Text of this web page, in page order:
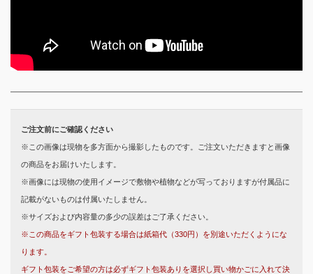
ご注文前にご確認ください
※この画像は現物を多方面から撮影したものです。ご注文いただきますと画像
の商品をお届けいたします。
※画像には現物の使用イメージで敷物や植物などが写っておりますが付属品に
記載がないものは付属いたしません。
※サイズおよび内容量の多少の誤差はご了承ください。
※この商品をギフト包装する場合は紙箱代（330円）を別途いただくようにな
ります。
ギフト包装をご希望の方は必ずギフト包装ありを選択し買い物かごに入れて決